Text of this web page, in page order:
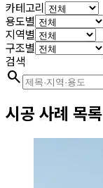
카테고리
용도별
지역별
구조별
검색
search
시공 사례 목록